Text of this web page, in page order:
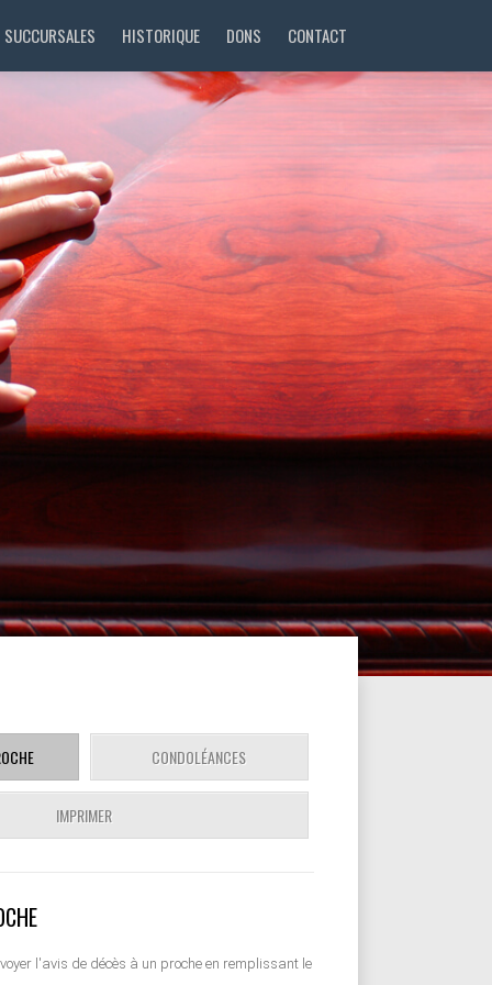
SUCCURSALES HISTORIQUE DONS CONTACT
CONDOLÉANCES
IMPRIMER
l'avis de décès à un proche en remplissant le